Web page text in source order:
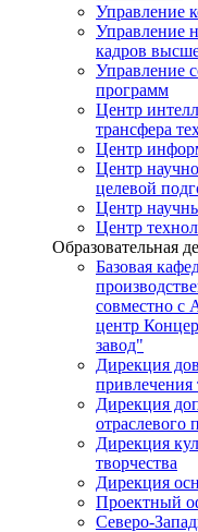
Управление
Управление
кадров
Управление
программ
Центр
трансфера
Центр
Центр
целевой
Центр
Центр
Образовательная
Базовая
совместно с
центр
завод"
Дирекция
привлечения
Дирекция
отраслевого
Дирекция
творчества
Дирекция
Проектный
Северо-